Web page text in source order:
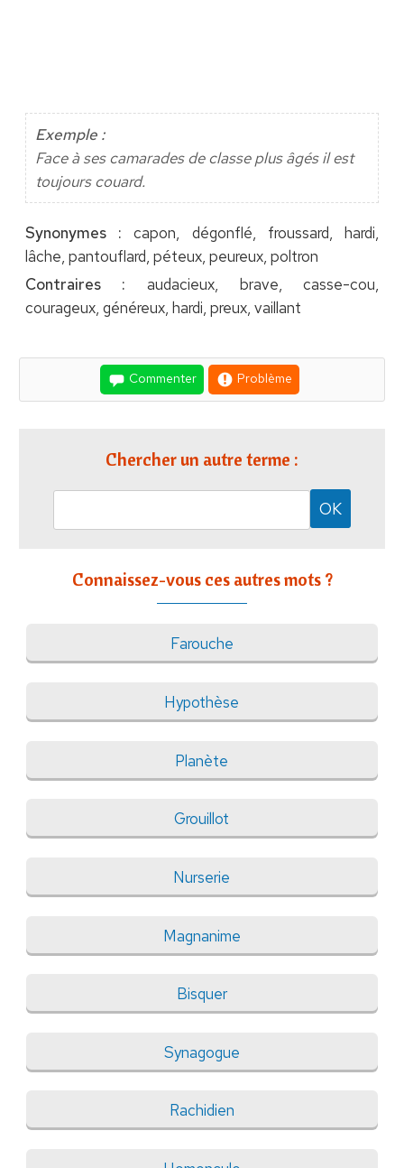
Exemple :
Face à ses camarades de classe plus âgés il est
toujours couard.
Synonymes : capon, dégonflé, froussard, hardi,
lâche, pantouflard, péteux, peureux, poltron
Contraires : audacieux, brave, casse-cou,
courageux, généreux, hardi, preux, vaillant
Commenter Problème
Chercher un autre terme :
Connaissez-vous ces autres mots ?
Farouche
Hypothèse
Planète
Grouillot
Nurserie
Magnanime
Bisquer
Synagogue
Rachidien